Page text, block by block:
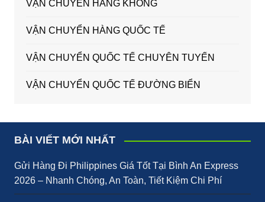
VẬN CHUYỂN HÀNG KHÔNG
VẬN CHUYỂN HÀNG QUỐC TẾ
VẬN CHUYỂN QUỐC TẾ CHUYÊN TUYẾN
VẬN CHUYỂN QUỐC TẾ ĐƯỜNG BIỂN
BÀI VIẾT MỚI NHẤT
Gửi Hàng Đi Philippines Giá Tốt Tại Bình An Express
2026 – Nhanh Chóng, An Toàn, Tiết Kiệm Chi Phí